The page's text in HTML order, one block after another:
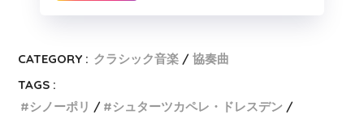
CATEGORY : クラシック音楽
協奏曲
TAGS :
シノーポリ
シュターツカペレ・ドレスデン